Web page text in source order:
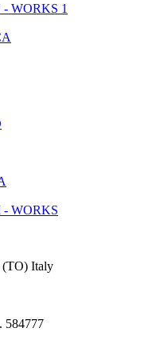
WORKS 1
WORKS
(TO) Italy
584777